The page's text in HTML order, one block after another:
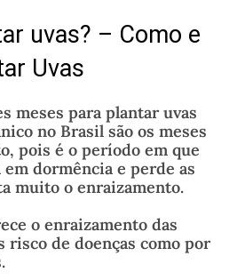
uvas? – Como e
Uvas
meses para plantar uvas
no Brasil são os meses
pois é o período em que
dormência e perde as
muito o enraizamento.
o enraizamento das
risco de doenças como por